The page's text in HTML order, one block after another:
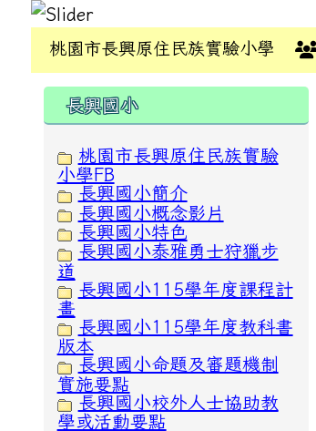
桃園市長興原住民族實驗小學
:::
長興國小
桃園市長興原住民族實驗
小學FB
長興國小簡介
長興國小概念影片
長興國小特色
長興國小泰雅勇士狩獵步
道
長興國小115學年度課程計
畫
長興國小115學年度教科書
版本
長興國小命題及審題機制
實施要點
長興國小校外人士協助教
學或活動要點